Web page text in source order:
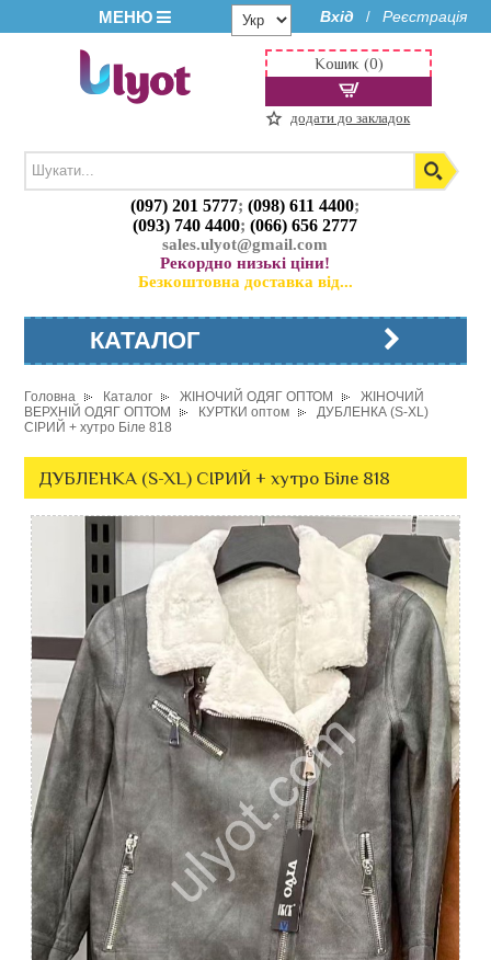
МЕНЮ Вхід / Реєстрація
(097) 201 5777;(098) 611 4400;
(093) 740 4400;(066) 656 2777
sales.ulyot@gmail.com
Рекордно низькі ціни!
Безкоштовна доставка від...
Кошик (0)
додати до закладок
КАТАЛОГ
Головна Каталог ЖІНОЧИЙ ОДЯГ ОПТОМ
ЖІНОЧИЙ
ВЕРХНІЙ ОДЯГ ОПТОМ
КУРТКИ оптом
ДУБЛЕНКА (S-XL)
СІРИЙ + хутро Біле 818
ДУБЛЕНКА (S-XL) СІРИЙ + хутро Біле 818